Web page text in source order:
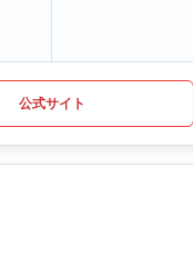
公式サイト